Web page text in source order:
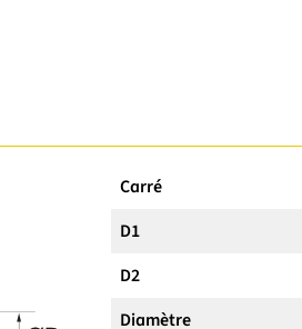
Carré
D1
D2
Diamètre